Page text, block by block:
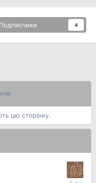
Подписчики 4
цю сторінку.